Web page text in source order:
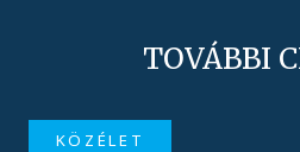
TOVÁBBI
KÖZÉLET